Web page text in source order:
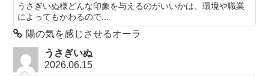
うさぎいぬ様どんな印象を与えるのがいいかは、環境や職業
によってもかわるので...
陽の気を感じさせるオーラ
うさぎいぬ
2026.06.15